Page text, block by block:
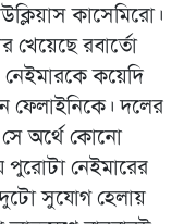
কাসেমিরো।
খেয়েছে রবার্তো
নেইমারকে কয়েদি
ফেলাইনিকে। দলের
অর্থে কোনো
নেইমারের
দুটো সুযোগ হেলায়